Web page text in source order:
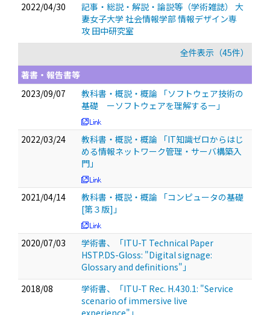
2022/04/30
記事・総説・解説・論説等（学術雑誌） 大
妻女子大学 社会情報学部 情報デザイン専
攻 田中研究室
全件表示（45件）
著書・報告書等
2023/09/07
教科書・概説・概論 「ソフトウェア技術の
基礎 ーソフトウェアを理解するー」
2022/03/24
教科書・概説・概論 「IT知識ゼロからはじ
める情報ネットワーク管理・サーバ構築入
門」
2021/04/14
教科書・概説・概論 「コンピュータの基礎
[第３版]」
2020/07/03
学術書、「ITU-T Technical Paper
HSTP.DS-Gloss: "Digital signage:
Glossary and definitions"」
2018/08
学術書、「ITU-T Rec. H.430.1: "Service
scenario of immersive live
experience"」